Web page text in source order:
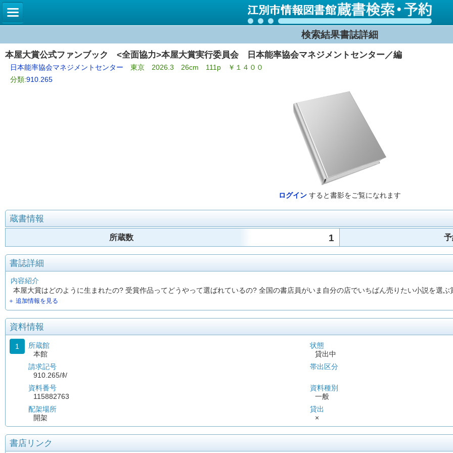
検索結果書誌詳細
本屋大賞公式ファンブック <全面協力>本屋大賞実行委員会 日本能率協会マネジメントセンター／編
日本能率協会マネジメントセンター 東京 2026.3 26cm 111p ￥１４００
分類:910.265
ログイン すると書影をご覧になれます
蔵書情報
所蔵数 1
書誌詳細
内容紹介
本屋大賞はどのように生まれたの? 受賞作品ってどうやって選ばれているの? 全国の書店員がいま自分の店でいちばん売りたい小説を選
＋ 追加情報を見る
資料情報
1
所蔵館
本館
請求記号
910.265/ﾎ/
資料番号
115882763
配架場所
開架
状態
貸出中
帯出区分
資料種別
一般
貸出
×
書店リンク